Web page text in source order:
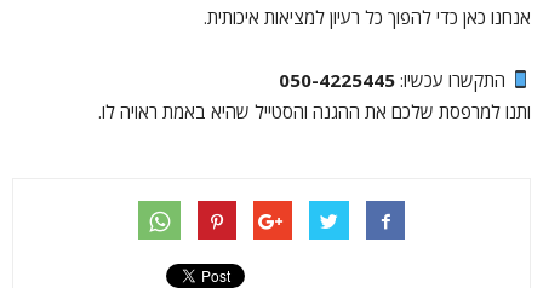
אנחנו כאן כדי להפוך כל רעיון למציאות איכותית.
התקשרו עכשיו:050-4225445
ותנו למרפסת שלכם את ההגנה והסטייל שהיא באמת ראויה לו.